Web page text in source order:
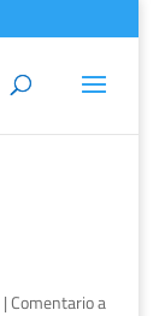
|Comentario a